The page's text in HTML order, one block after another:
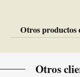
Otros productos
Otros